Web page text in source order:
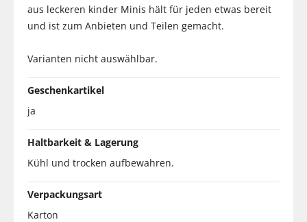
aus leckeren kinder Minis hält für jeden etwas bereit
und ist zum Anbieten und Teilen gemacht.
Varianten nicht auswählbar.
Geschenkartikel
ja
Haltbarkeit & Lagerung
Kühl und trocken aufbewahren.
Verpackungsart
Karton